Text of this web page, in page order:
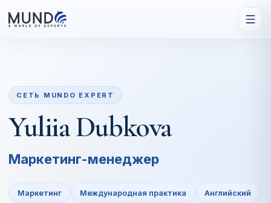
СЕТЬ MUNDO EXPERT
Yuliia Dubkova
Маркетинг-менеджер
Маркетинг Международная практика Английский